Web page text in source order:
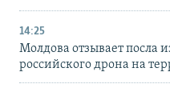
14:25
Молдова отзывает посла
российского дрона на